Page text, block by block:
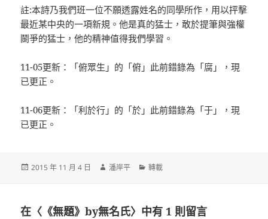
註:本詩乃我們班一位不願透露姓名的同學所作，用以抨擊
最近某中央的一項新規。他是真的猛士，敢於提筆與強權
鬬爭的猛士，他的精神值得我們學習。
11-05更新：「俯眾生」的「俯」此前錯錄為「腐」，現
已更正。
11-06更新：「利於行」的「於」此前錯錄為「于」，現
已更正。
發
2015 年 11 月 4 日
作
潘岸平
分
轉載
在〈《無題》by無名氏〉中有 1 則留言